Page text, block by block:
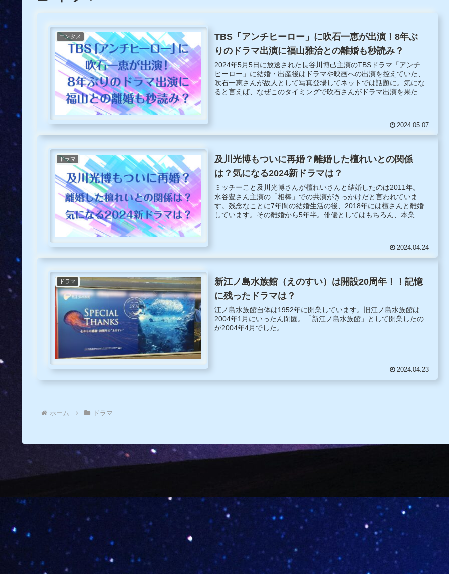
エンタメ
TBS「アンチヒーロー」に吹石一恵が出演！8年ぶ
りのドラマ出演に福山雅治との離婚も秒読み？
2024年5月5日に放送された長谷川博己主演のTBSドラマ「アンチ
ヒーロー」に結婚・出産後はドラマや映画への出演を控えていた、
吹石一恵さんが故人として写真登場してネットでは話題に。気にな
ると言えば、なぜこのタイミングで吹石さんがドラマ出演を果たし
2024.05.07
ドラマ
及川光博もついに再婚？離婚した檀れいとの関係
は？気になる2024新ドラマは？
ミッチーこと及川光博さんが檀れいさんと結婚したのは2011年。
水谷豊さん主演の「相棒」での共演がきっかけだと言われていま
す。残念なことに7年間の結婚生活の後、2018年には檀さんと離婚
しています。その離婚から5年半。俳優としてはもちろん、本業の
2024.04.24
ドラマ
新江ノ島水族館（えのすい）は開設20周年！！記憶
に残ったドラマは？
江ノ島水族館自体は1952年に開業しています。旧江ノ島水族館は
2004年1月にいったん閉園。「新江ノ島水族館」として開業したの
が2004年4月でした。
2024.04.23
ホーム ドラマ